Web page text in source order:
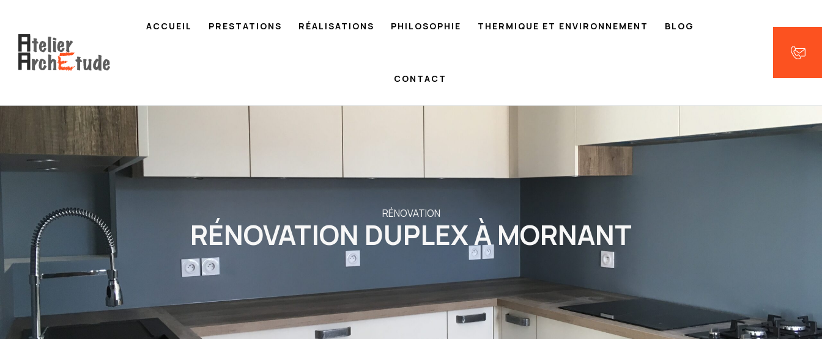
ACCUEIL PRESTATIONS RÉALISATIONS PHILOSOPHIE THERMIQUE ET ENVIRONNEMENT BLOG
CONTACT
RÉNOVATION
RÉNOVATION DUPLEX À MORNANT